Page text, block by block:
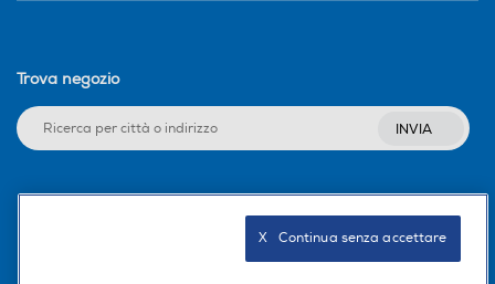
Trova negozio
INVIA
X   Continua senza accettare